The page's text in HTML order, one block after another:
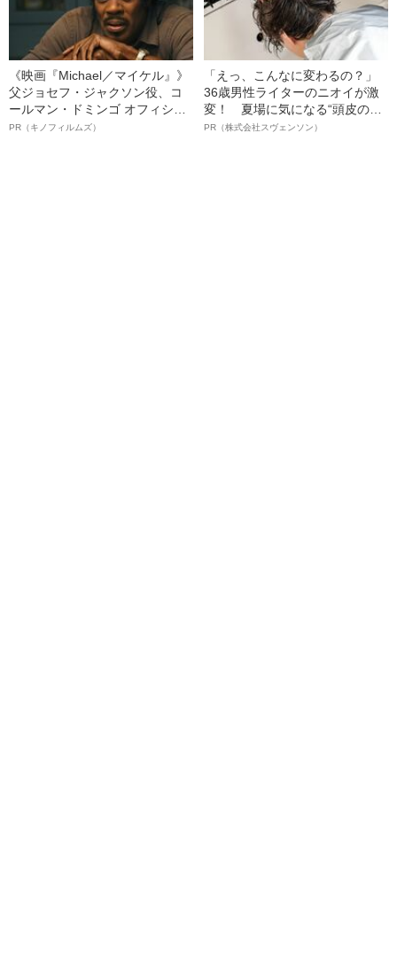
《映画『Michael／マイケル』》
父ジョセフ・ジャクソン役、コ
ールマン・ドミンゴ オフィシャ
ルインタビュー“観客を魅了した
PR（キノフィルムズ）
「えっ、こんなに変わるの？」
36歳男性ライターのニオイが激
変！ 夏場に気になる“頭皮のニ
オイ”や“ベタつき”を解消す
PR（株式会社スヴェンソン）